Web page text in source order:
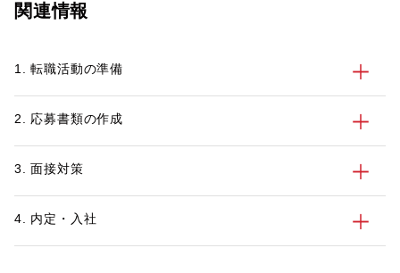
場合は、面接や引っ越し時期など注意する
始める前に30代、40代のビジネスパーソ
関連情報
1. 転職活動の準備
2. 応募書類の作成
3. 面接対策
4. 内定・入社